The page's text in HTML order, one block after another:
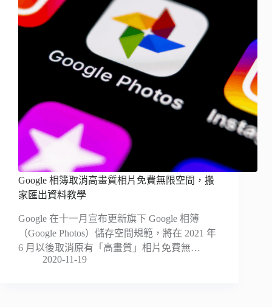
Google 相簿取消高畫質相片免費無限空間，搬
家匯出資料教學
Google 在十一月宣布更新旗下 Google 相簿
（Google Photos）儲存空間規範，將在 2021 年
6 月以後取消原有「高畫質」相片免費無…
2020-11-19